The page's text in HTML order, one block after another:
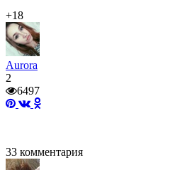
+18
Aurora
2
6497
33 комментария